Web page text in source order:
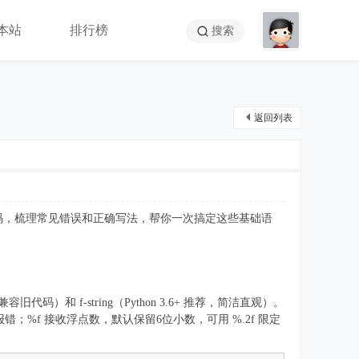
站 排行榜 搜索
返回列表
梳理常见错误和正确写法，帮你一次搞定这些基础语
旧代码）和 f-string（Python 3.6+ 推荐，简洁直观）。
；%f 接收浮点数，默认保留6位小数，可用 %.2f 限定